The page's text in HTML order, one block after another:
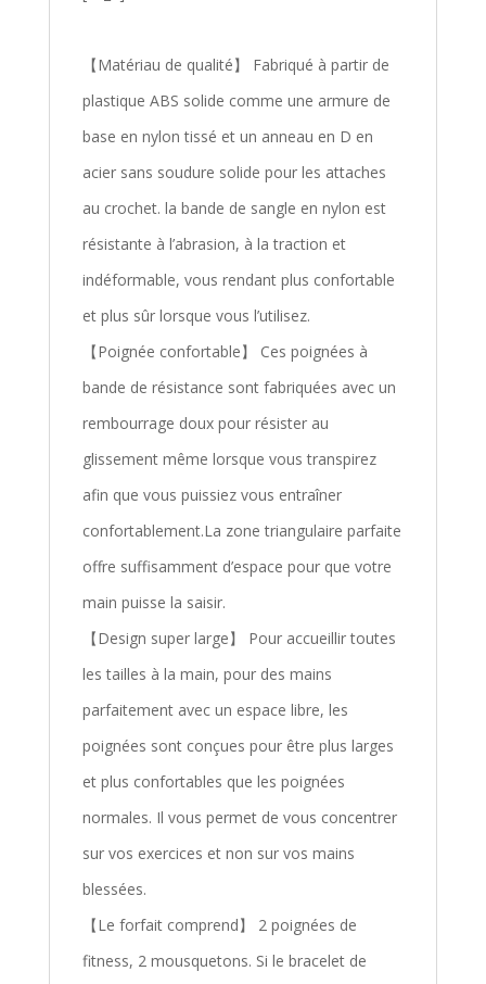
【Matériau de qualité】 Fabriqué à partir de
plastique ABS solide comme une armure de
base en nylon tissé et un anneau en D en
acier sans soudure solide pour les attaches
au crochet. la bande de sangle en nylon est
résistante à l’abrasion, à la traction et
indéformable, vous rendant plus confortable
et plus sûr lorsque vous l’utilisez.
【Poignée confortable】 Ces poignées à
bande de résistance sont fabriquées avec un
rembourrage doux pour résister au
glissement même lorsque vous transpirez
afin que vous puissiez vous entraîner
confortablement.La zone triangulaire parfaite
offre suffisamment d’espace pour que votre
main puisse la saisir.
【Design super large】 Pour accueillir toutes
les tailles à la main, pour des mains
parfaitement avec un espace libre, les
poignées sont conçues pour être plus larges
et plus confortables que les poignées
normales. Il vous permet de vous concentrer
sur vos exercices et non sur vos mains
blessées.
【Le forfait comprend】 2 poignées de
fitness, 2 mousquetons. Si le bracelet de